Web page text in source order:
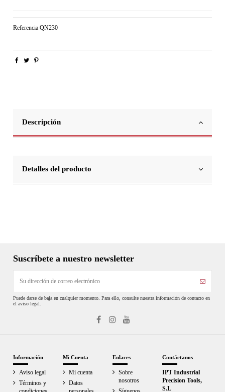
Referencia QN230
Descripción
Detalles del producto
Suscríbete a nuestro newsletter
Puede darse de baja en cualquier momento. Para ello, consulte nuestra información de contacto en
el aviso legal.
Información
Aviso legal
Términos y
Mi Cuenta
Mi cuenta
Datos
Enlaces
Sobre
nosotros
Contáctanos
IPT Industrial
Precision Tools,
S.L